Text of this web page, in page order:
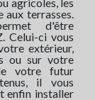
aux terrasses.
d'être
Celui-ci vous
extérieur,
ou sur votre
votre futur
il vous
enfin installer